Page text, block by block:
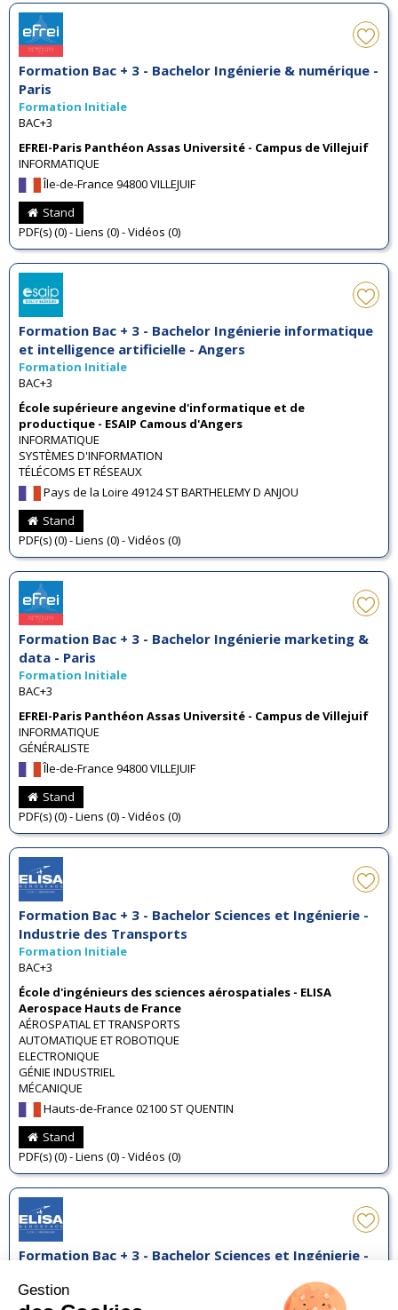
Formation Bac + 3 - Bachelor Ingénierie & numérique -
Paris
Formation Initiale
BAC+3
EFREI-Paris Panthéon Assas Université - Campus de Villejuif
INFORMATIQUE
Île-de-France 94800 VILLEJUIF
Stand
PDF(s) (0) - Liens (0) - Vidéos (0)
Formation Bac + 3 - Bachelor Ingénierie informatique
et intelligence artificielle - Angers
Formation Initiale
BAC+3
École supérieure angevine d'informatique et de
productique - ESAIP Camous d'Angers
INFORMATIQUE
SYSTÈMES D'INFORMATION
TÉLÉCOMS ET RÉSEAUX
Pays de la Loire 49124 ST BARTHELEMY D ANJOU
Stand
PDF(s) (0) - Liens (0) - Vidéos (0)
Formation Bac + 3 - Bachelor Ingénierie marketing &
data - Paris
Formation Initiale
BAC+3
EFREI-Paris Panthéon Assas Université - Campus de Villejuif
INFORMATIQUE
GÉNÉRALISTE
Île-de-France 94800 VILLEJUIF
Stand
PDF(s) (0) - Liens (0) - Vidéos (0)
Formation Bac + 3 - Bachelor Sciences et Ingénierie -
Industrie des Transports
Formation Initiale
BAC+3
École d'ingénieurs des sciences aérospatiales - ELISA
Aerospace Hauts de France
AÉROSPATIAL ET TRANSPORTS
AUTOMATIQUE ET ROBOTIQUE
ELECTRONIQUE
GÉNIE INDUSTRIEL
MÉCANIQUE
Hauts-de-France 02100 ST QUENTIN
Stand
PDF(s) (0) - Liens (0) - Vidéos (0)
Formation Bac + 3 - Bachelor Sciences et Ingénierie -
Formation Initiale